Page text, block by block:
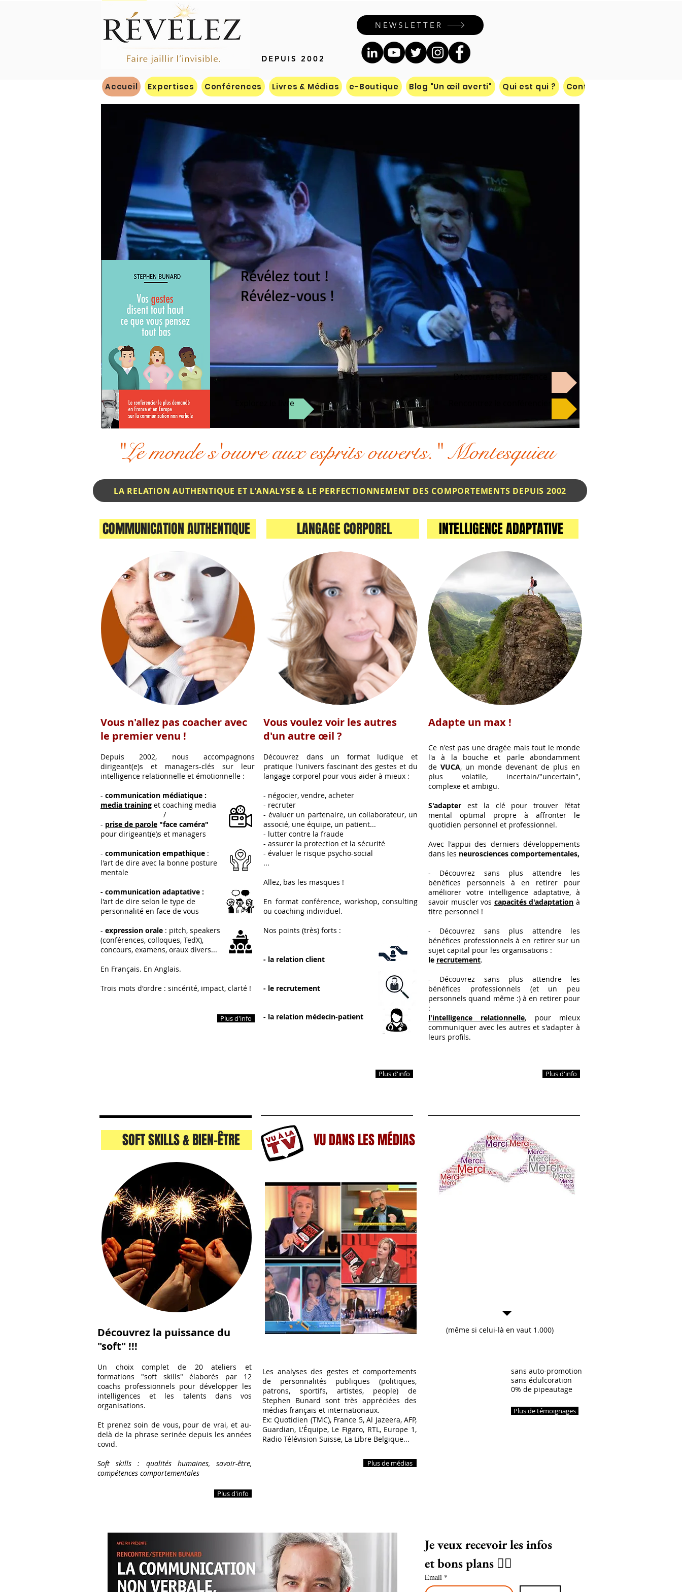
Découvrez la conférence
Révélez tout !
Révélez-vous !
Explorez le livre
"Le monde s'ouvre aux esprits ouverts." Montesquieu
LA RELATION AUTHENTIQUE ET L'ANALYSE & LE PERFECTIONNEMENT DES COMPORTEMENTS DEPUIS 2002
COMMUNICATION AUTHENTIQUE
Vous n'allez pas coacher avec
le premier venu !
Depuis 2002, nous accompagnons
dirigeant(e)s et managers-clés sur leur
intelligence relationnelle et émotionnelle :
- communication médiatique :
media training et coaching media
/
- prise de parole "face caméra"
pour dirigeant(e)s et managers
- communication empathique :
l'art de dire avec la bonne posture
mentale
- communication adaptative :
l'art de dire selon le type de
personnalité en face de vous
- expression orale : pitch, speakers
(conférences, colloques, TedX),
concours, examens, oraux divers...
En Français. En Anglais.
Trois mots d'ordre : sincérité, impact, clarté !
Plus d'info
SOFT SKILLS & BIEN-ÊTRE
Découvrez la puissance du
"soft" !!!
Un choix complet de 20 ateliers et
formations "soft skills" élaborés par 12
coachs professionnels pour développer les
intelligences et les talents dans vos
organisations.
Et prenez soin de vous, pour de vrai, et au-
delà de la phrase serinée depuis les années
covid.
Soft skills : qualités humaines, savoir-être,
compétences comportementales
LANGAGE CORPOREL
Vous voulez voir les autres
d'un autre œil ?
Découvrez dans un format ludique et
pratique l'univers fascinant des gestes et du
langage corporel pour vous aider à mieux :
- négocier, vendre, acheter
- recruter
- évaluer un partenaire, un collaborateur, un
associé, une équipe, un patient...
- lutter contre la fraude
- assurer la protection et la sécurité
- évaluer le risque psycho-social
...
Allez, bas les masques !
En format conférence, workshop, consulting
ou coaching individuel.
Nos points (très) forts :
- la relation client
- le recrutement
- la relation médecin-patient
Plus d'info
INTELLIGENCE ADAPTATIVE
Adapte un max !
Ce n'est pas une dragée mais tout le monde
l'a à la bouche et parle abondamment
de VUCA, un monde devenant de plus en
plus volatile, incertain/"uncertain",
complexe et ambigu.
S'adapter est la clé pour trouver l’état
mental optimal propre à affronter le
quotidien personnel et professionnel.
Avec l'appui des derniers développements
dans les neurosciences comportementales,
- Découvrez sans plus attendre les
bénéfices personnels à en retirer pour
améliorer votre intelligence adaptative, à
savoir muscler vos capacités d'adaptation à
titre personnel !
- Découvrez sans plus attendre les
bénéfices professionnels à en retirer sur un
sujet capital pour les organisations :
le recrutement.
- Découvrez sans plus attendre les
bénéfices professionnels (et un peu
personnels quand même :) à en retirer pour
:
l'intelligence relationnelle, pour mieux
communiquer avec les autres et s'adapter à
leurs profils.
Plus d'info
VU DANS LES MÉDIAS
(même si celui-là en vaut 1.000)
Les analyses des gestes et comportements
de personnalités publiques (politiques,
patrons, sportifs, artistes, people) de
Stephen Bunard sont très appréciées des
médias français et internationaux.
Ex: Quotidien (TMC), France 5, Al Jazeera, AFP,
Guardian, L'Équipe, Le Figaro, RTL, Europe 1,
Radio Télévision Suisse, La Libre Belgique...
sans auto-promotion
sans édulcoration
0% de pipeautage
Plus de témoignages
Plus de médias
Plus d'info
Je veux recevoir les infos
Email *
DEPUIS 2002
NEWSLETTER
Accueil Expertises Conférences Livres & Médias e-Boutique Blog "Un œil averti" Qui est qui ? Contact